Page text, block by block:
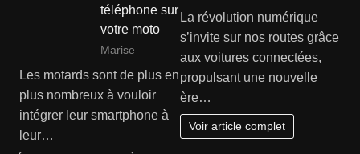
téléphone sur
votre moto
Marise
Les motards sont de plus en
plus nombreux à vouloir
intégrer leur smartphone à
leur…
La révolution numérique
s’invite sur nos routes grâce
aux voitures connectées,
propulsant une nouvelle
ère…
Voir article complet